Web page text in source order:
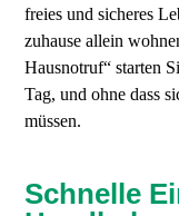
freies und sicheres
zuhause allein
Hausnotruf“ starten
Tag, und ohne dass
müssen.
Schnelle